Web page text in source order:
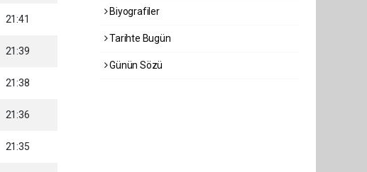
21:41
21:39
21:38
21:36
21:35
Biyografiler
Tarihte Bugün
Günün Sözü